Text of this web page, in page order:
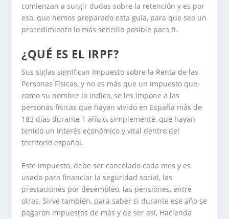
comienzan a surgir dudas sobre la retención y es por
eso, que hemos preparado esta guía, para que sea un
procedimiento lo más sencillo posible para ti.
¿QUÉ ES EL IRPF?
Sus siglas significan Impuesto sobre la Renta de las
Personas Físicas, y no es más que un impuesto que,
como su nombre lo indica, se les impone a las
personas físicas que hayan vivido en España más de
183 días durante 1 año o, simplemente, que hayan
tenido un interés económico y vital dentro del
territorio español.
Este impuesto, debe ser cancelado cada mes y es
usado para financiar la seguridad social, las
prestaciones por desempleo, las pensiones, entre
otras. Sirve también, para saber si durante ese año se
pagaron impuestos de más y de ser así, Hacienda